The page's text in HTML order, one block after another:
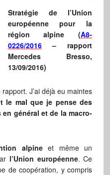
Stratégie de l’Union
européenne pour la
région alpine (A8-
0226/2016– rapport
Mercedes Bresso,
13/09/2016)
J’ai déjà eu maintes
le mal que je pense des
général et de la macro-
alpineet même un
l’Union européenne. Ce
de coopération, y compris